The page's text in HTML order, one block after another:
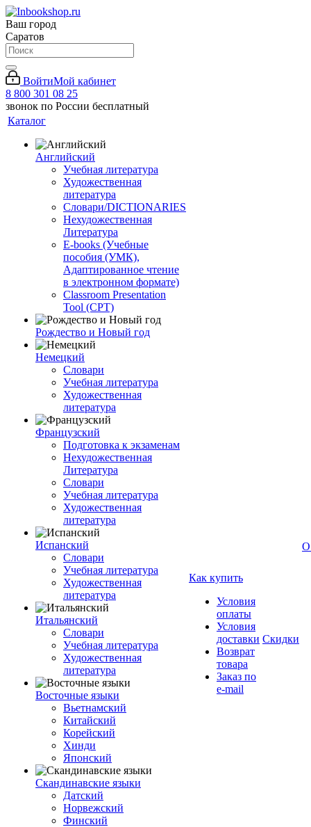
Ваш город
Саратов
ВойтиМой кабинет
8 800 301 08 25
звонок по России бесплатный
Каталог
Английский
Учебная литература
Художественная
литература
Словари/DICTIONARIES
Нехудожественная
Литература
E-books (Учебные
пособия (УМК),
Адаптированное чтение
в электронном формате)
Classroom Presentation
Tool (CPT)
Рождество и Новый год
Немецкий
Словари
Учебная литература
Художественная
литература
Французский
Подготовка к экзаменам
Нехудожественная
Литература
Словари
Учебная литература
Художественная
литература
Испанский
Словари
Учебная литература
Художественная
литература
Итальянский
Словари
Учебная литература
Художественная
литература
Восточные языки
Вьетнамский
Китайский
Корейский
Хинди
Японский
Скандинавские языки
Датский
Норвежский
Финский
Как купить
Условия
оплаты
Условия
доставки
Возврат
товара
Заказ по
e-mail
Скидки
О